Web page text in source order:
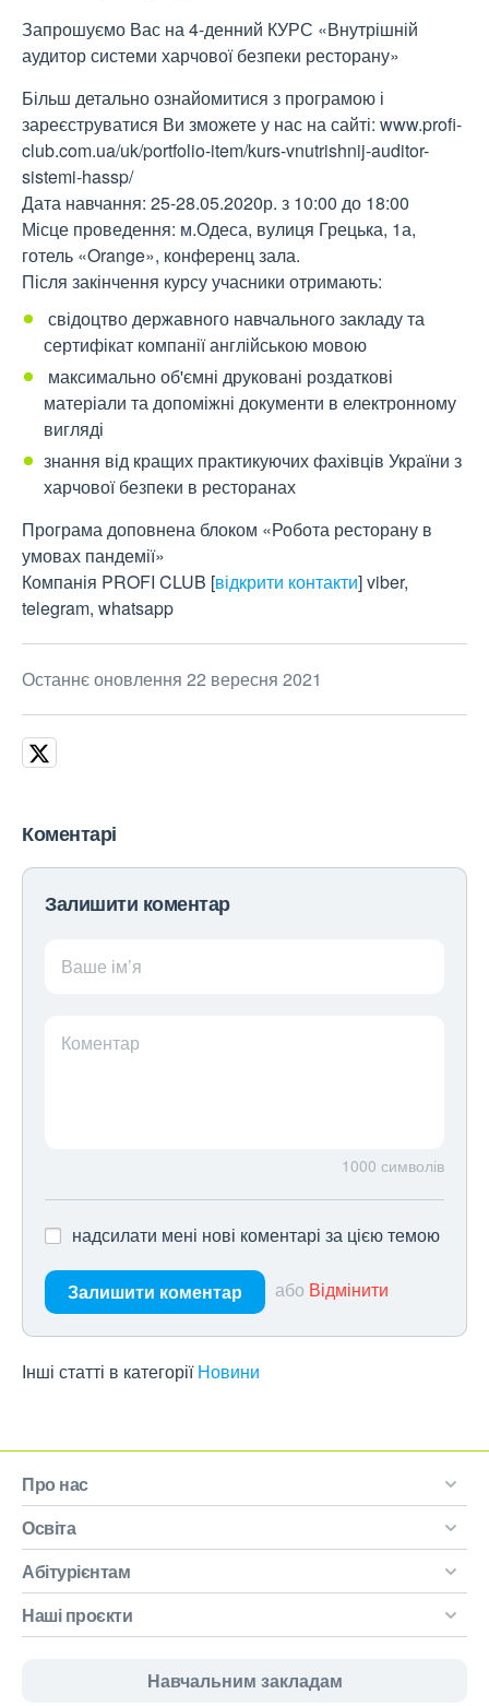
Запрошуємо Вас на 4-денний КУРС «Внутрішній
аудитор системи харчової безпеки ресторану»
Більш детально ознайомитися з програмою і
зареєструватися Ви зможете у нас на сайті: www.profi-
club.com.ua/uk/portfolio-item/kurs-vnutrishnij-auditor-
sistemi-hassp/
Дата навчання: 25-28.05.2020р. з 10:00 до 18:00
Місце проведення: м.Одеса, вулиця Грецька, 1а,
готель «Orange», конференц зала.
Після закінчення курсу учасники отримають:
свідоцтво державного навчального закладу та
сертифікат компанії англійською мовою
максимально об'ємні друковані роздаткові
матеріали та допоміжні документи в електронному
вигляді
знання від кращих практикуючих фахівців України з
харчової безпеки в ресторанах
Програма доповнена блоком «Робота ресторану в
умовах пандемії»
Компанія PROFI CLUB [відкрити контакти]viber,
telegram, whatsapp
Останнє оновлення 22 вересня 2021
Коментарі
Залишити коментар
Ваше ім’я
Коментар
1000 символів
надсилати мені нові коментарі за цією темою
Залишити коментар або Відмінити
Інші статті в категорії Новини
Про нас
Освіта
Абітурієнтам
Наші проєкти
Навчальним закладам